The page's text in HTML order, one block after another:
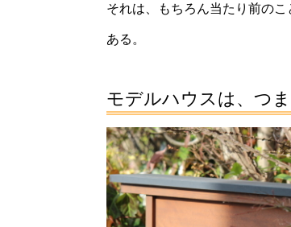
それは、もちろん当たり前の
ある。
モデルハウスは、つ